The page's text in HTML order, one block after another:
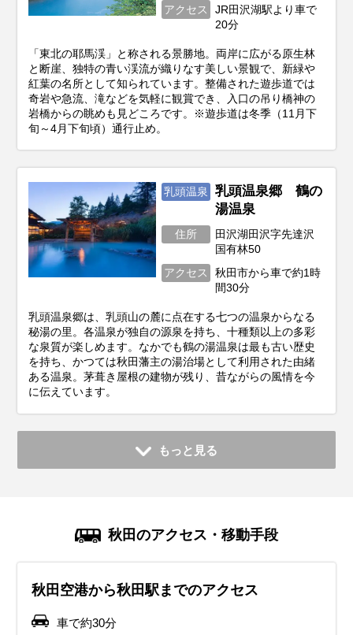
アクセス
JR田沢湖駅より車で
20分
「東北の耶馬渓」と称される景勝地。両岸に広がる原生林
と断崖、独特の青い渓流が織りなす美しい景観で、新緑や
紅葉の名所として知られています。整備された遊歩道では
奇岩や急流、滝などを気軽に観賞でき、入口の吊り橋神の
岩橋からの眺めも見どころです。※遊歩道は冬季（11月下
旬～4月下旬頃）通行止め。
乳頭温泉
乳頭温泉郷 鶴の
湯温泉
住所
田沢湖田沢字先達沢
国有林50
アクセス
秋田市から車で約1時
間30分
乳頭温泉郷は、乳頭山の麓に点在する七つの温泉からなる
秘湯の里。各温泉が独自の源泉を持ち、十種類以上の多彩
な泉質が楽しめます。なかでも鶴の湯温泉は最も古い歴史
を持ち、かつては秋田藩主の湯治場として利用された由緒
ある温泉。茅葺き屋根の建物が残り、昔ながらの風情を今
に伝えています。
もっと見る
秋田のアクセス・移動手段
秋田空港から秋田駅までのアクセス
車で約30分